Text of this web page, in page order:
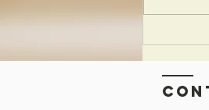
학
디지털
로우